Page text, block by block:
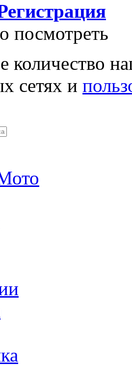
посмотреть
количество
сетях и